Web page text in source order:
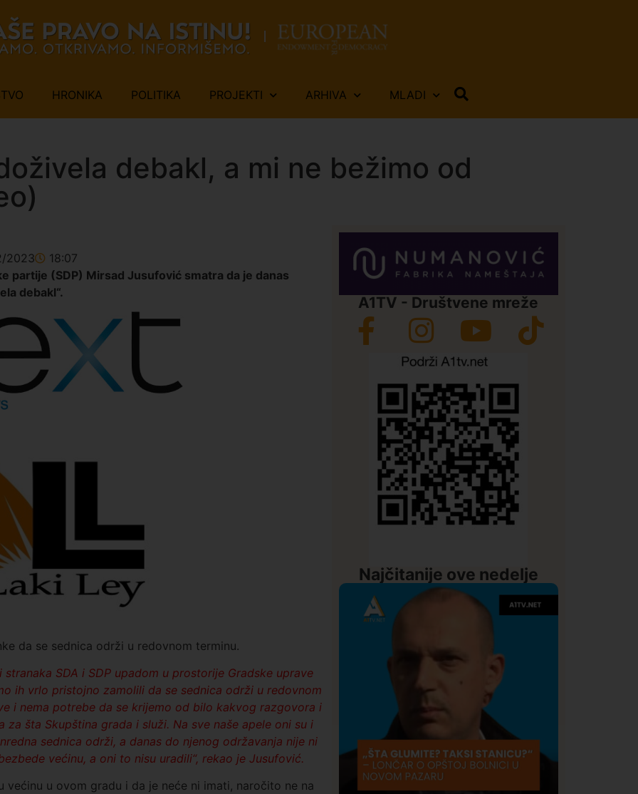
HRONIKA POLITIKA PROJEKTI ARHIVA MLADI
debakl, a mi ne bežimo od
2023
18:07
partije (SDP) Mirsad Jusufović smatra da je danas
debakl“.
da se sednica održi u redovnom terminu.
SDA i SDP upadom u prostorije Gradske uprave
ih vrlo pristojno zamolili da se sednica održi u redovnom
i nema potrebe da se krijemo od bilo kakvog razgovora i
šta Skupština grada i služi. Na sve naše apele oni su i
sednica održi, a danas do njenog održavanja nije ni
većinu, a oni to nisu uradili“, rekao je Jusufović.
većinu u ovom gradu i da je neće ni imati, naročito ne na
A1TV - Društvene mreže
Najčitanije ove nedelje